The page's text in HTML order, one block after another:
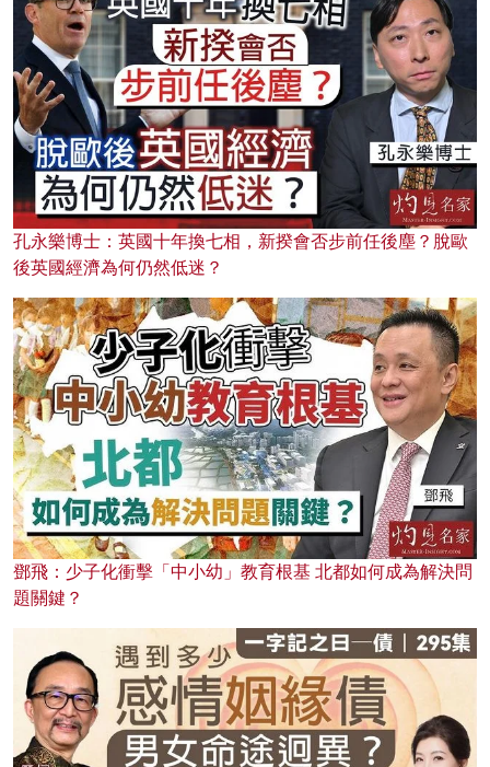
孔永樂博士：英國十年換七相，新揆會否步前任後塵？脫歐
後英國經濟為何仍然低迷？
鄧飛：少子化衝擊「中小幼」教育根基 北都如何成為解決問
題關鍵？